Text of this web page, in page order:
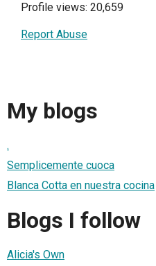
Profile views: 20,659
Report Abuse
My blogs
.
Semplicemente cuoca
Blanca Cotta en nuestra cocina
Blogs I follow
Alicia's Own